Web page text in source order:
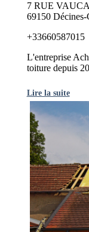
7 RUE
69150 Décines-
+33660587015
L'entreprise
toiture depuis
Lire la suite